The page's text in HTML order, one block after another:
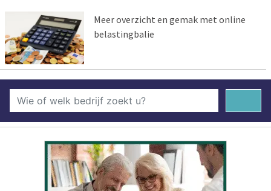
Meer overzicht en gemak met online
belastingbalie